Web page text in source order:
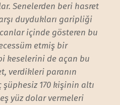
Senelerden beri hasret
duydukları garipliği
içinde gösteren bu
etmiş bir
keselerini de açan bu
verdikleri paranın
170 kişinin altı
yüz dolar vermeleri